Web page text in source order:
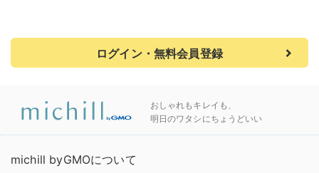
ログイン・無料会員登録
おしゃれもキレイも、
明日のワタシにちょうどいい
michill byGMOについて